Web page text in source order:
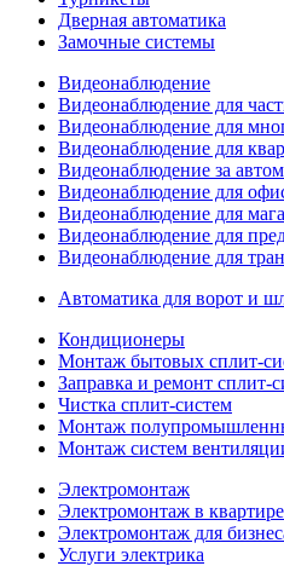
Дверная автоматика
Замочные системы
Видеонаблюдение
Видеонаблюдение для
Видеонаблюдение для
Видеонаблюдение для
Видеонаблюдение за
Видеонаблюдение для
Видеонаблюдение для
Видеонаблюдение для
Видеонаблюдение для
Автоматика для ворот и
Кондиционеры
Монтаж бытовых сплит-
Заправка и ремонт сплит-
Чистка сплит-систем
Монтаж
Монтаж систем
Электромонтаж
Электромонтаж в
Электромонтаж для
Услуги электрика